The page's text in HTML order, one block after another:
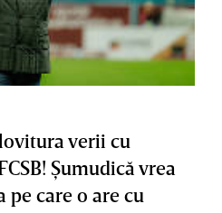
verii cu
Şumudică vrea
pe care o are cu